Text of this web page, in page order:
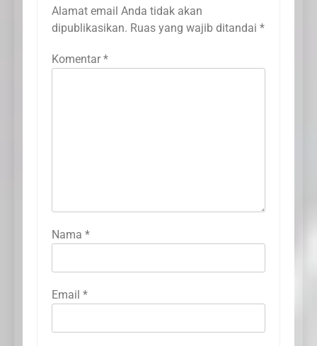
Alamat email Anda tidak akan
dipublikasikan. Ruas yang wajib ditandai *
Komentar *
Nama *
Email *